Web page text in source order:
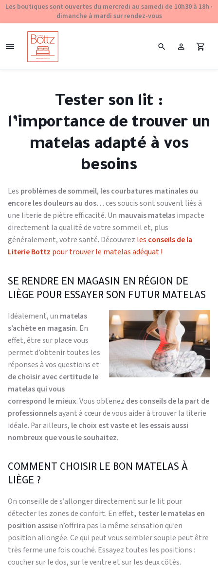
Les boutiques sont ouvertes du mercredi au samedi de 10h30 à 18h ·
dimanche à mardi sur rendez-vous
Tester son lit :
l’importance de trouver un
matelas adapté à vos
besoins
Les problèmes de sommeil, les courbatures matinales ou
encore les douleurs au dos… ces soucis sont souvent liés à
une literie de piètre efficacité. Un mauvais matelasimpacte
directement la qualité de votre sommeil et, plus
généralement, votre santé. Découvrez les conseils de la
Literie Bottz pour trouver le matelas adéquat !
SE RENDRE EN MAGASIN EN RÉGION DE
LIÈGE POUR ESSAYER SON FUTUR MATELAS
Idéalement, un matelas
s’achète en magasin. En
effet, être sur place vous
permet d’obtenir toutes les
réponses à vos questions et
de choisir avec certitude le
matelas qui vous
correspond le mieux. Vous obtenez des conseils de la part de
professionnelsayant à cœur de vous aider à trouver la literie
idéale. Par ailleurs, le choix est vaste et les essais aussi
nombreux que vous le souhaitez.
COMMENT CHOISIR LE BON MATELAS À
LIÈGE ?
On conseille de s’allonger directement sur le lit pour
détecter les zones de confort. En effet, tester le matelas en
position assisen’offrira pas la même sensation qu’en
position allongée. Ce qui peut vous sembler souple peut être
très ferme une fois couché. Essayez toutes les positions :
coucher sur le dos, sur le ventre et sur les deux côtés.